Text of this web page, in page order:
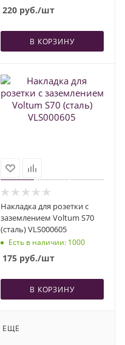
220руб./шт
В КОРЗИНУ
Накладка для розетки с
заземлением Voltum S70
(сталь) VLS000605
Есть в наличии: 1000
175руб./шт
В КОРЗИНУ
ЕЩЕ